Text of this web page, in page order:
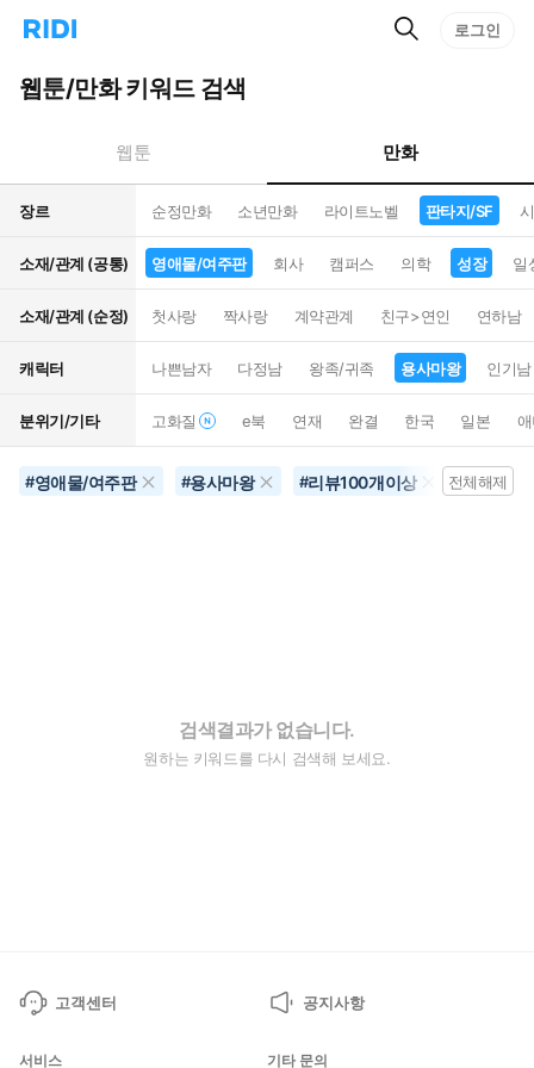
리
홈
으
턴
트
검
로그인
웹툰/만화 키워드 검색
웹툰 만화
장르 순정만화 소년만화 라이트노벨 판타지/SF
소재/관계 (공통) 영애물/여주판 회사 캠퍼스 의학 성장 일
소재/관계 (순정) 첫사랑 짝사랑 계약관계 친구>연인 연하남
캐릭터 나쁜남자 다정남 왕족/귀족 용사마왕 인기남
분위기/기타 고화질 e북 연재 완결 한국 일본
#영애물/여주판 #용사마왕 #리뷰100개이상 #삼각로
전체해제
검색결과가 없습니다.
원하는 키워드를 다시 검색해 보세요.
고객센터 공지사항
서비스 기타 문의